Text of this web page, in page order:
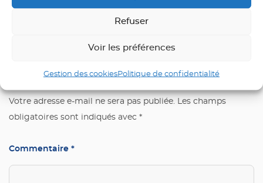
Refuser
Voir les préférences
Gestion des cookiesPolitique de confidentialité
Laisser un commentaire
Votre adresse e-mail ne sera pas publiée. Les champs
obligatoires sont indiqués avec *
Commentaire *